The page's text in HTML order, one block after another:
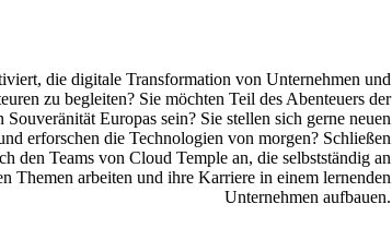
die digitale Transformation von Unternehmen und
zu begleiten? Sie möchten Teil des Abenteuers der
Souveränität Europas sein? Sie stellen sich gerne neuen
erforschen die Technologien von morgen? Schließen
den Teams von Cloud Temple an, die selbstständig an
Themen arbeiten und ihre Karriere in einem lernenden
Unternehmen aufbauen.